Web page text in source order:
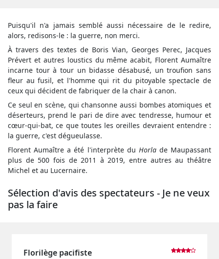
Puisqu'il n'a jamais semblé aussi nécessaire de le redire,
alors, redisons-le : la guerre, non merci.
À travers des textes de Boris Vian, Georges Perec, Jacques
Prévert et autres loustics du même acabit, Florent Aumaître
incarne tour à tour un bidasse désabusé, un troufion sans
fleur au fusil, et l'homme qui rit du pitoyable spectacle de
ceux qui décident de fabriquer de la chair à canon.
Ce seul en scène, qui chansonne aussi bombes atomiques et
déserteurs, prend le pari de dire avec tendresse, humour et
cœur-qui-bat, ce que toutes les oreilles devraient entendre :
la guerre, c'est dégueulasse.
Florent Aumaître a été l'interprète du Horla de Maupassant
plus de 500 fois de 2011 à 2019, entre autres au théâtre
Michel et au Lucernaire.
Sélection d'avis des spectateurs - Je ne veux
pas la faire
Florilège pacifiste